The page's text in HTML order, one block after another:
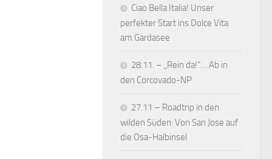
Ciao Bella Italia! Unser
perfekter Start ins Dolce Vita
am Gardasee
28.11. – „Rein da!“… Ab in
den Corcovado-NP
27.11 – Roadtrip in den
wilden Süden: Von San Jose auf
die Osa-Halbinsel